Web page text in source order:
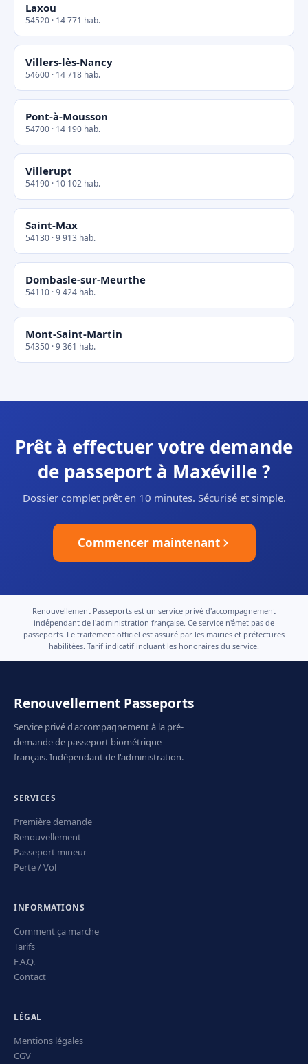
Laxou
54520 · 14 771 hab.
Villers-lès-Nancy
54600 · 14 718 hab.
Pont-à-Mousson
54700 · 14 190 hab.
Villerupt
54190 · 10 102 hab.
Saint-Max
54130 · 9 913 hab.
Dombasle-sur-Meurthe
54110 · 9 424 hab.
Mont-Saint-Martin
54350 · 9 361 hab.
Prêt à effectuer votre demande
de passeport à Maxéville ?
Dossier complet prêt en 10 minutes. Sécurisé et simple.
Commencer maintenant
Renouvellement Passeports est un service privé d'accompagnement
indépendant de l'administration française. Ce service n'émet pas de
passeports. Le traitement officiel est assuré par les mairies et préfectures
habilitées. Tarif indicatif incluant les honoraires du service.
Renouvellement Passeports
Service privé d'accompagnement à la pré-
demande de passeport biométrique
français. Indépendant de l'administration.
SERVICES
Première demande
Renouvellement
Passeport mineur
Perte / Vol
INFORMATIONS
Comment ça marche
Tarifs
F.A.Q.
Contact
LÉGAL
Mentions légales
CGV